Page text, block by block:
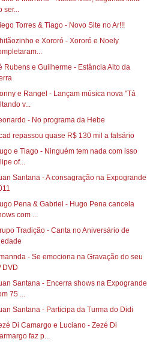
ser...
Diego Torres & Tiago‏ - Novo Site no Ar!!!
e Xororó - Xororó e Noely
Rubens e Guilherme - Estância Alto da
Serra‏
e Rangel - Lançam música nova "Tá
v...
- No programa da Hebe
repassou quase R$ 130 mil a falsário
e Tiago - Ninguém tem nada com isso
of...
Santana - A consagração na Expogrande
Pena & Gabriel - Hugo Pena cancela
com ...
Tradição - Canta no Aniversário de
- Se emociona na Gravação do seu
DVD
Santana - Encerra shows na Expogrande
75 ...
Santana - Participa da Turma do Didi
Di Camargo e Luciano - Zezé Di
faz p...